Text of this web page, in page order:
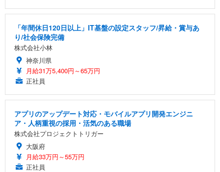
「年間休日120日以上」IT基盤の設定スタッフ/昇給・賞与あ
り/社会保険完備
株式会社小林
神奈川県
月給31万5,400円～65万円
正社員
アプリのアップデート対応・モバイルアプリ開発エンジニ
ア・人柄重視の採用・活気のある職場
株式会社プロジェクトトリガー
大阪府
月給33万円～55万円
正社員